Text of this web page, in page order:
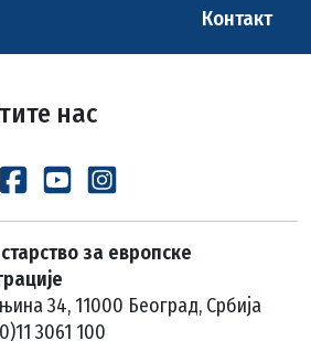
Контакт
нас
за европске
34, 11000 Београд, Србија
3061 100